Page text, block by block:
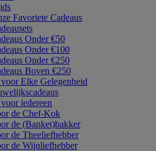
Favoriete Cadeaus
Onder €50
Onder €100
Onder €250
Boven €250
voor Elke Gelegenheid
iedereen
de Chef-Kok
de (Banket)bakker
de Theeliefhebber
de Wijnliefhebber